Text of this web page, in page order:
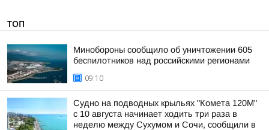
ТОП
Минобороны сообщило об уничтожении 605
беспилотников над российскими регионами
09:10
Судно на подводных крыльях "Комета 120М"
с 10 августа начинает ходить три раза в
неделю между Сухумом и Сочи, сообщили в